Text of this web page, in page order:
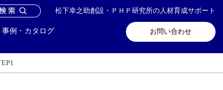
松下幸之助創設・ＰＨＰ研究所の人材育成サポート
お問い合わせ
事例・カタログ
い合わせ メールマガジン登録